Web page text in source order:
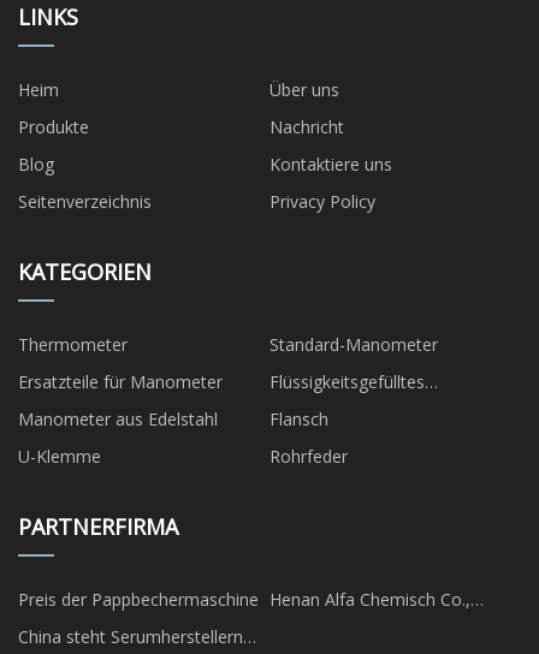
LINKS
Heim
Über uns
Produkte
Nachricht
Blog
Kontaktiere uns
Seitenverzeichnis
Privacy Policy
KATEGORIEN
Thermometer
Standard-Manometer
Ersatzteile für Manometer
Flüssigkeitsgefülltes
Manometer
Manometer aus Edelstahl
Flansch
U-Klemme
Rohrfeder
PARTNERFIRMA
Preis der Pappbechermaschine Henan Alfa Chemisch Co.,
China steht Serumherstellern